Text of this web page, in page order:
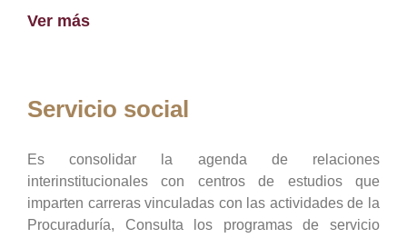
Ver más
Servicio social
Es consolidar la agenda de relaciones
interinstitucionales con centros de estudios que
imparten carreras vinculadas con las actividades de la
Procuraduría, Consulta los programas de servicio